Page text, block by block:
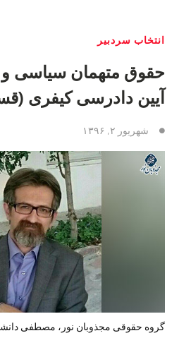
انتخاب سردبیر
حقوق متهمان سیاسی و
آیین دادرسی کیفری
شهریور ۲, ۱۳۹۶
گروه حقوقی مجذوبان نور، مصطفی